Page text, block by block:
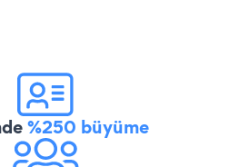
%250 büyüme